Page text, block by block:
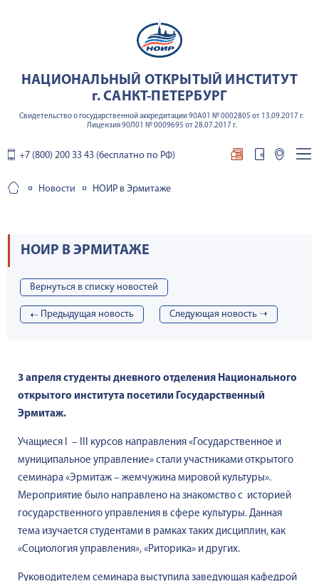
НАЦИОНАЛЬНЫЙ ОТКРЫТЫЙ ИНСТИТУТ
г. САНКТ-ПЕТЕРБУРГ
Свидетельство о государственной аккредитации 90А01 № 0002805 от 13.09.2017 г.
Лицензия 90Л01 № 0009695 от 28.07.2017 г.
+7 (800) 200 33 43 (бесплатно по РФ)
Новости НОИР в Эрмитаже
НОИР В ЭРМИТАЖЕ
Вернуться в списку новостей
➝ Предыдущая новость Cледующая новость ➝
3 апреля студенты дневного отделения Национального
открытого института посетили Государственный
Эрмитаж.
Учащиеся I – III курсов направления «Государственное и
муниципальное управление» стали участниками открытого
семинара «Эрмитаж – жемчужина мировой культуры».
Мероприятие было направлено на знакомство с историей
государственного управления в сфере культуры. Данная
тема изучается студентами в рамках таких дисциплин, как
«Социология управления», «Риторика» и других.
Руководителем семинара выступила заведующая кафедрой